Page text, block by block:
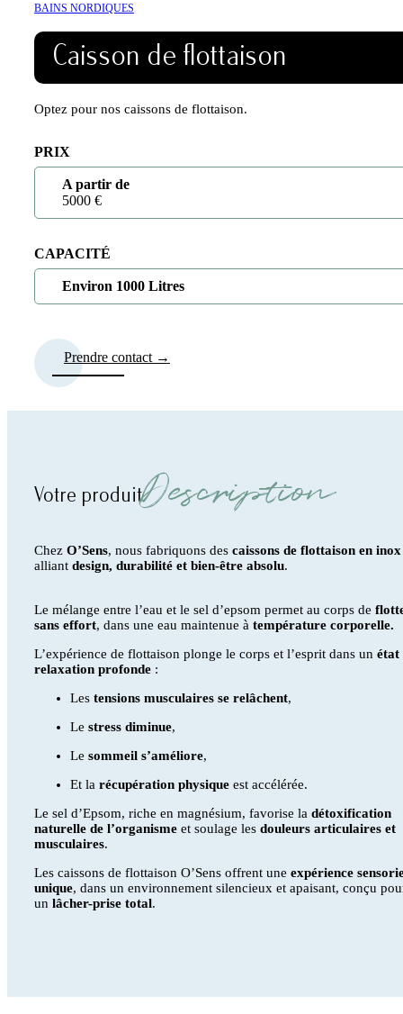
BAINS NORDIQUES
Caisson de flottaison
Optez pour nos caissons de flottaison.
PRIX
A partir de
5000 €
CAPACITÉ
Environ 1000 Litres
Prendre contact →
Votre produitDescription
Chez O’Sens, nous fabriquons des caissons de flottaison en inox
alliant design, durabilité et bien-être absolu.
Le mélange entre l’eau et le sel d’epsom permet au corps de
sans effort, dans une eau maintenue à température corporelle.
L’expérience de flottaison plonge le corps et l’esprit dans un état
relaxation profonde :
Les tensions musculaires se relâchent,
Le stress diminue,
Le sommeil s’améliore,
Et la récupération physique est accélérée.
Le sel d’Epsom, riche en magnésium, favorise la détoxification
naturelle de l’organisme et soulage les douleurs articulaires et
musculaires.
Les caissons de flottaison O’Sens offrent une expérience
unique, dans un environnement silencieux et apaisant, conçu
un lâcher-prise total.